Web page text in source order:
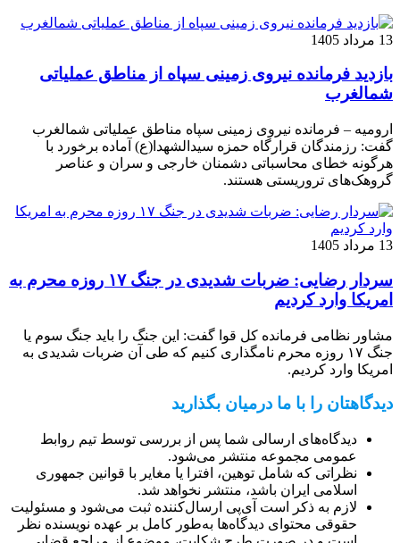
13 مرداد 1405
بازدید فرمانده نیروی زمینی سپاه از مناطق عملیاتی
شمالغرب
ارومیه – فرمانده نیروی زمینی سپاه مناطق عملیاتی شمالغرب
گفت: رزمندگان قرارگاه حمزه سیدالشهدا(ع) آماده برخورد با
هرگونه خطای محاسباتی دشمنان خارجی و سران و عناصر
گروهک‌های تروریستی هستند.
13 مرداد 1405
سردار رضایی: ضربات شدیدی در جنگ ۱۷ روزه محرم به
امریکا وارد کردیم
مشاور نظامی فرمانده کل قوا گفت: این جنگ را باید جنگ سوم یا
جنگ ۱۷ روزه محرم نامگذاری کنیم که طی آن ضربات شدیدی به
امریکا وارد کردیم.
دیدگاهتان را با ما درمیان بگذارید
دیدگاه‌های ارسالی شما پس از بررسی توسط تیم روابط
عمومی مجموعه منتشر می‌شود.
نظراتی که شامل توهین، افترا یا مغایر با قوانین جمهوری
اسلامی ایران باشد، منتشر نخواهد شد.
لازم به ذکر است آی‌پی ارسال‌کننده ثبت می‌شود و مسئولیت
حقوقی محتوای دیدگاه‌ها به‌طور کامل بر عهده نویسنده نظر